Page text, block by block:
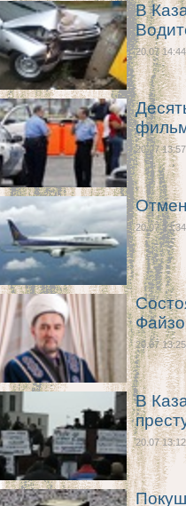
В
20.07 14:44
20.07 13:57
20.07 13:34
20.07 13:25
В
20.07 13:12